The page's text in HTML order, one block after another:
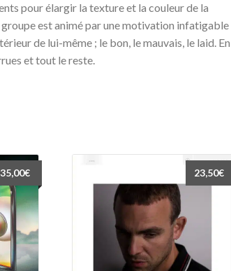
pour élargir la texture et la couleur de la
groupe est animé par une motivation infatigable
de lui-même ; le bon, le mauvais, le laid. En
et tout le reste.
35,00€ 23,50€